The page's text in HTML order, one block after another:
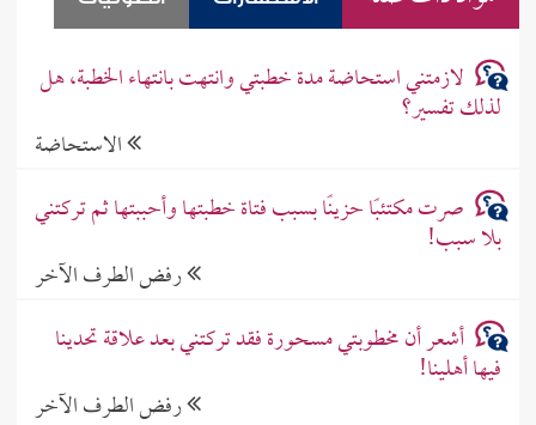
لازمتني استحاضة مدة خطبتي وانتهت بانتهاء الخطبة، هل
لذلك تفسير؟
الاستحاضة
صرت مكتئبًا حزينًا بسبب فتاة خطبتها وأحببتها ثم تركتني
بلا سبب!
رفض الطرف الآخر
أشعر أن مخطوبتي مسحورة فقد تركتني بعد علاقة تحدينا
فيها أهلينا!
رفض الطرف الآخر